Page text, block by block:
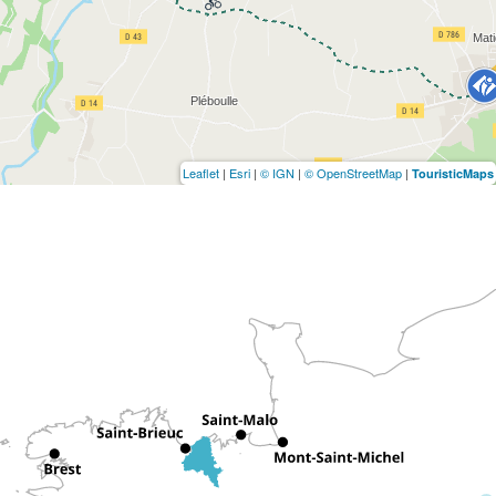
Leaflet | Esri | © IGN | © OpenStreetMap | TouristicMaps